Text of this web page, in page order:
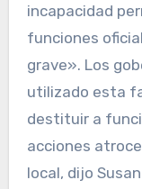
incapacidad
funciones
grave». Los
utilizado esta
destituir a
acciones
local, dijo